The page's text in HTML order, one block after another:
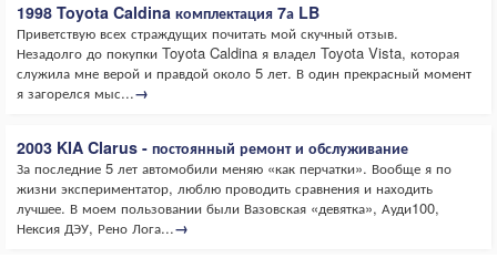
1998 Toyota Caldina комплектация 7а LB
Приветствую всех страждущих почитать мой скучный отзыв.
Незадолго до покупки Toyota Caldina я владел Toyota Vista, которая
служила мне верой и правдой около 5 лет. В один прекрасный момент
я загорелся мыс...→
2003 KIA Clarus - постоянный ремонт и обслуживание
За последние 5 лет автомобили меняю «как перчатки». Вообще я по
жизни экспериментатор, люблю проводить сравнения и находить
лучшее. В моем пользовании были Вазовская «девятка», Ауди100,
Нексия ДЭУ, Рено Лога...→